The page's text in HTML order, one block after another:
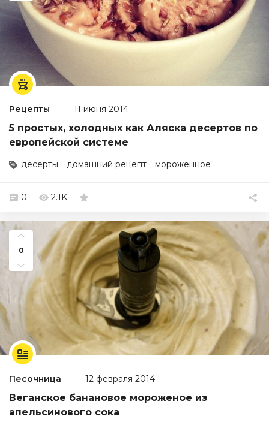
Рецепты 11 июня 2014
5 простых, холодных как Аляска десертов по
европейской системе
десерты домашний рецепт мороженное
0 2.1K
0
Песочница 12 февраля 2014
Веганское банановое мороженое из
апельсинового сока